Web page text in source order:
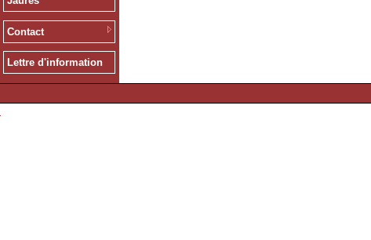
Contact
Lettre d'information